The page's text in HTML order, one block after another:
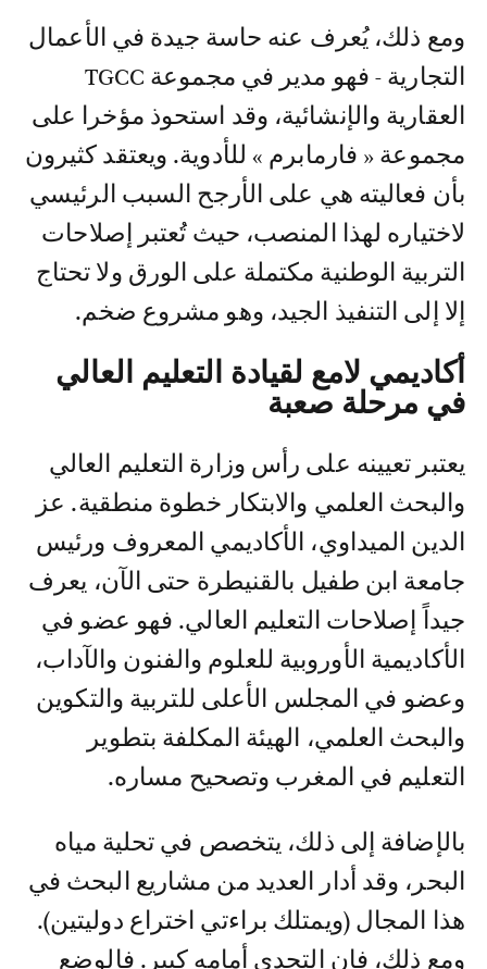
ومع ذلك، يُعرف عنه حاسة جيدة في الأعمال
التجارية - فهو مدير في مجموعة TGCC
العقارية والإنشائية، وقد استحوذ مؤخرا على
مجموعة « فارمابرم » للأدوية. ويعتقد كثيرون
بأن فعاليته هي على الأرجح السبب الرئيسي
لاختياره لهذا المنصب، حيث تُعتبر إصلاحات
التربية الوطنية مكتملة على الورق ولا تحتاج
إلا إلى التنفيذ الجيد، وهو مشروع ضخم.
أكاديمي لامع لقيادة التعليم العالي
في مرحلة صعبة
يعتبر تعيينه على رأس وزارة التعليم العالي
والبحث العلمي والابتكار خطوة منطقية. عز
الدين الميداوي، الأكاديمي المعروف ورئيس
جامعة ابن طفيل بالقنيطرة حتى الآن، يعرف
جيداً إصلاحات التعليم العالي. فهو عضو في
الأكاديمية الأوروبية للعلوم والفنون والآداب،
وعضو في المجلس الأعلى للتربية والتكوين
والبحث العلمي، الهيئة المكلفة بتطوير
التعليم في المغرب وتصحيح مساره.
بالإضافة إلى ذلك، يتخصص في تحلية مياه
البحر، وقد أدار العديد من مشاريع البحث في
هذا المجال (ويمتلك براءتي اختراع دوليتين).
ومع ذلك، فإن التحدي أمامه كبير. فالوضع